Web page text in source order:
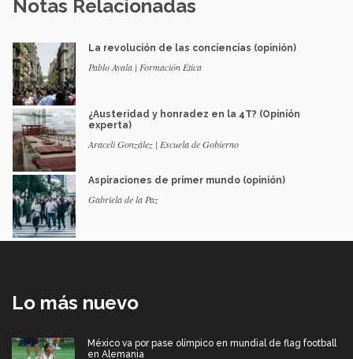
Notas Relacionadas
La revolución de las conciencias (opinión)
Pablo Ayala | Formación Ética
¿Austeridad y honradez en la 4T? (Opinión
experta)
Araceli González | Escuela de Gobierno
Aspiraciones de primer mundo (opinión)
Gabriela de la Paz
Lo más nuevo
México va por pase olímpico en mundial de flag football
en Alemania